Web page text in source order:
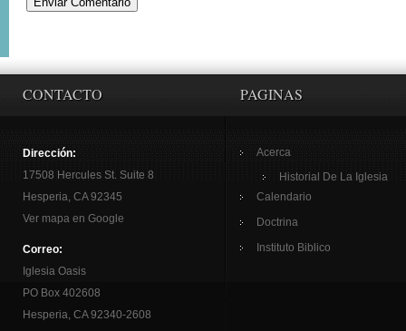
CONTACTO
Dirección:
17508 Hercules St. Suite 8
Hesperia, CA 92345
Ver mapa en Google
Correo:
Iglesia Oasis
PO Box 402608
Hesperia, CA 92340-2608
PAGINAS
Acerca
Historial De La Iglesia
Calendario
Doctrina
Instituto Biblico